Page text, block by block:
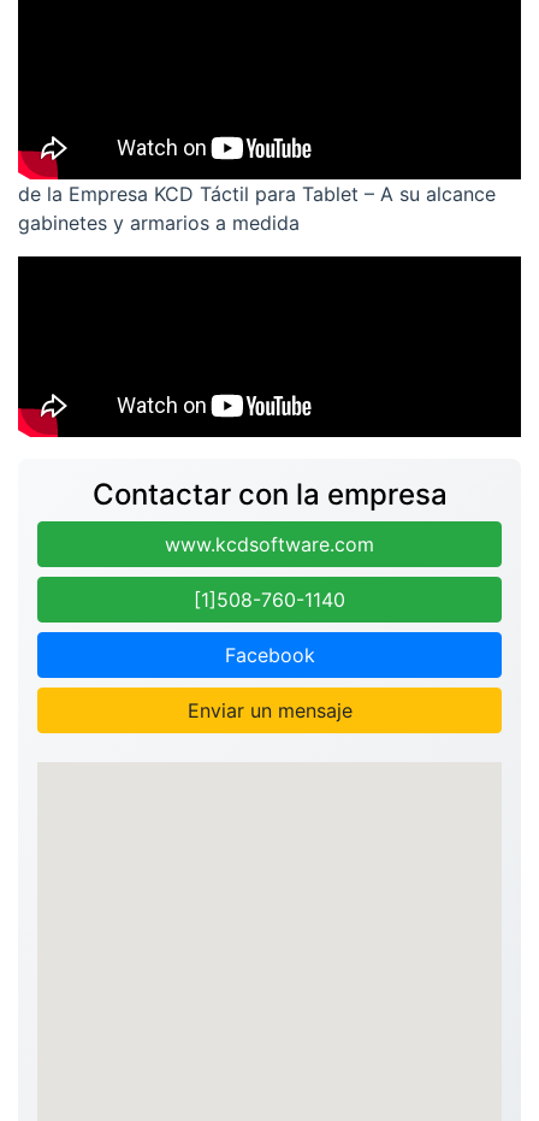
de la Empresa KCD Táctil para Tablet – A su alcance
gabinetes y armarios a medida
Contactar con la empresa
www.kcdsoftware.com
[1]508-760-1140
Facebook
Enviar un mensaje